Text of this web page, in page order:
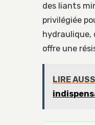
des liants
privilégiée
hydraulique,
offre une
LIRE